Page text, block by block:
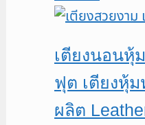
เตียงนอนหุ้
ฟุต เตียงหุ้ม
ผลิต